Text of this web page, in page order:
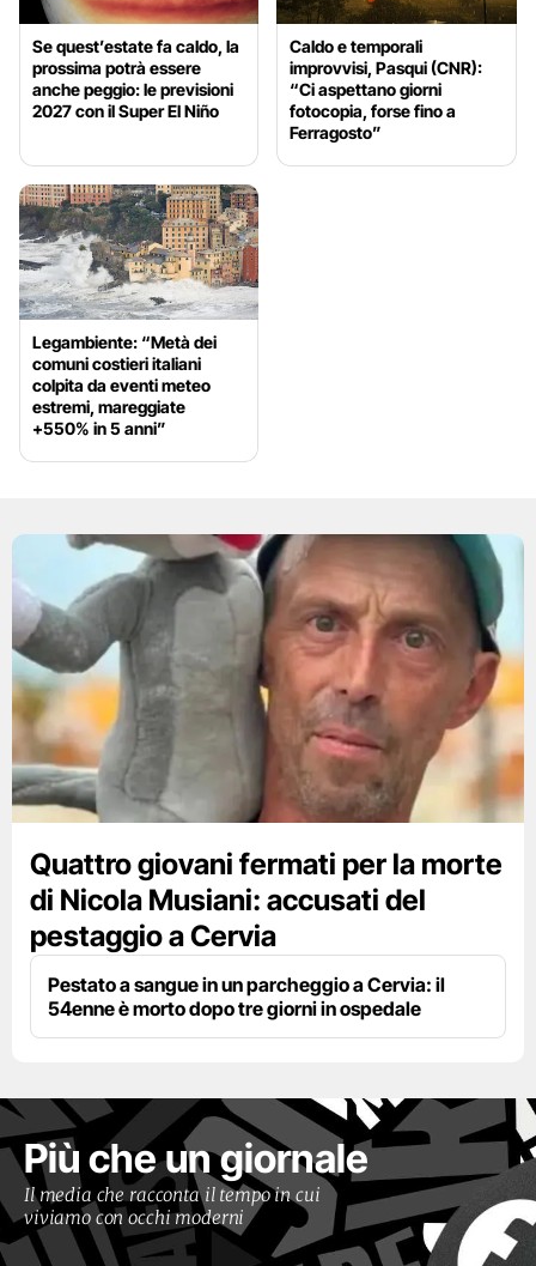
Se quest’estate fa caldo, la
prossima potrà essere
anche peggio: le previsioni
2027 con il Super El Niño
Caldo e temporali
improvvisi, Pasqui (CNR):
“Ci aspettano giorni
fotocopia, forse fino a
Ferragosto”
Legambiente: “Metà dei
comuni costieri italiani
colpita da eventi meteo
estremi, mareggiate
+550% in 5 anni”
Quattro giovani fermati per la morte
di Nicola Musiani: accusati del
pestaggio a Cervia
Pestato a sangue in un parcheggio a Cervia: il
54enne è morto dopo tre giorni in ospedale
Più che un giornale
Il media che racconta il tempo in cui
viviamo con occhi moderni